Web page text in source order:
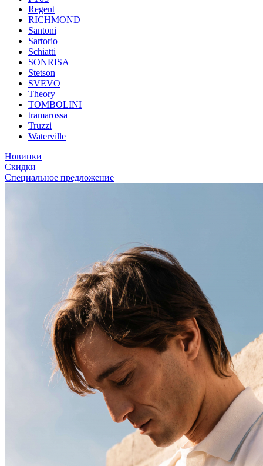
Regent
RICHMOND
Santoni
Sartorio
Schiatti
SONRISA
Stetson
SVEVO
Theory
TOMBOLINI
tramarossa
Truzzi
Waterville
Новинки
Скидки
Специальное предложение